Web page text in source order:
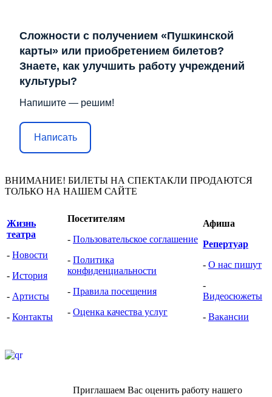
Сложности с получением «Пушкинской
карты» или приобретением билетов?
Знаете, как улучшить работу учреждений
культуры?
Напишите — решим!
Написать
ВНИМАНИЕ! БИЛЕТЫ НА СПЕКТАКЛИ ПРОДАЮТСЯ
ТОЛЬКО НА НАШЕМ САЙТЕ
Жизнь
театра
- Новости
- История
- Артисты
- Контакты
Посетителям
- Пользовательское соглашение
- Политика
конфиденциальности
- Правила посещения
- Оценка качества услуг
Афиша
Репертуар
- О нас пишут
-
Видеоcюжеты
- Вакансии
Приглашаем Вас оценить работу нашего